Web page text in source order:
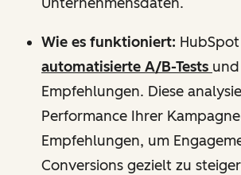
Wie es funktioniert:
automatisierte A/B-Tests
Empfehlungen. Diese
Performance Ihrer
Empfehlungen, um
Conversions gezielt zu